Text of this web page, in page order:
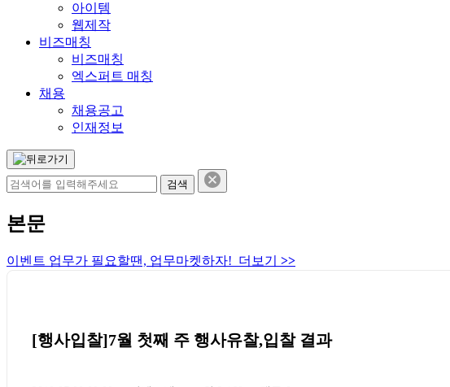
아이템
웹제작
비즈매칭
비즈매칭
엑스퍼트 매칭
채용
채용공고
인재정보
본문
이벤트 업무가 필요할땐, 업무마켓하자! 더보기 >>
[행사입찰]7월 첫째 주 행사유찰,입찰 결과